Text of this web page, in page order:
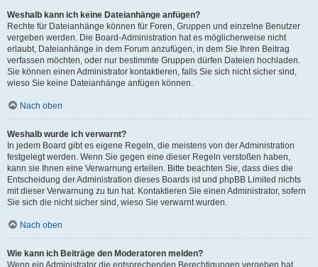
Weshalb kann ich keine Dateianhänge anfügen?
Rechte für Dateianhänge können für Foren, Gruppen und einzelne Benutzer
vergeben werden. Die Board-Administration hat es möglicherweise nicht
erlaubt, Dateianhänge in dem Forum anzufügen, in dem Sie Ihren Beitrag
verfassen möchten, oder nur bestimmte Gruppen dürfen Dateien hochladen.
Sie können einen Administrator kontaktieren, falls Sie sich nicht sicher sind,
wieso Sie keine Dateianhänge anfügen können.
Nach oben
Weshalb wurde ich verwarnt?
In jedem Board gibt es eigene Regeln, die meistens von der Administration
festgelegt werden. Wenn Sie gegen eine dieser Regeln verstoßen haben,
kann sie Ihnen eine Verwarnung erteilen. Bitte beachten Sie, dass dies die
Entscheidung der Administration dieses Boards ist und phpBB Limited nichts
mit dieser Verwarnung zu tun hat. Kontaktieren Sie einen Administrator, sofern
Sie sich die nicht sicher sind, wieso Sie verwarnt wurden.
Nach oben
Wie kann ich Beiträge den Moderatoren melden?
Wenn ein Administrator die entsprechenden Berechtigungen vergeben hat,